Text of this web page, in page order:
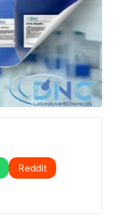
Reddit